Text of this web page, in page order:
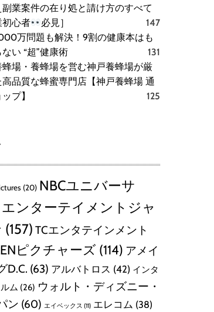
副業案件の在り処と請け方のすべて
初心者
必見］
147
万問題も解決！9割の健康本はも
ない “超”健康術
131
蜂場・養蜂場を営む神戸養蜂場が厳
品質な蜂蜜専門店【神戸養蜂場 通
プ】
125
(20) NBCユニバーサ
ンターテイメントジャ
(157) TCエンタテインメント
ピクチャーズ (114) アメイ
D.C. (63) アルバトロス (42) インタ
ム (26) ウォルト・ディズニー・
ン (60) エイベックス (11) エレコム (38)